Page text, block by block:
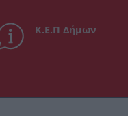
Κ.Ε.Π Δήμων